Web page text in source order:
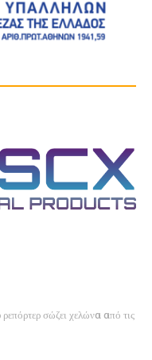
σώζει χελώνα από τις